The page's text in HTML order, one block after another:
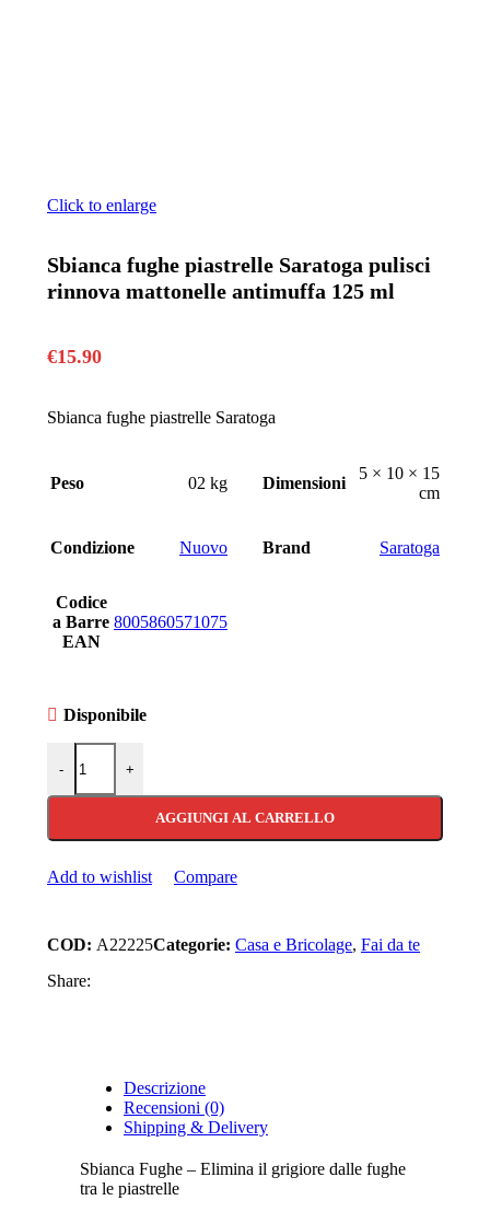
Click to enlarge
Sbianca fughe piastrelle Saratoga pulisci
rinnova mattonelle antimuffa 125 ml
€15.90
Sbianca fughe piastrelle Saratoga
Peso 02 kg Dimensioni
5 × 10 × 15
cm
Condizione Nuovo Brand Saratoga
Codice
a Barre
EAN
8005860571075
Disponibile
-
Sbianca fughe piastrelle Saratoga pulisci rinnova mattonelle
+
AGGIUNGI AL CARRELLO
Add to wishlist Compare
COD: A22225Categorie: Casa e Bricolage, Fai da te
Share:
Descrizione
Recensioni (0)
Shipping & Delivery
Sbianca Fughe – Elimina il grigiore dalle fughe
tra le piastrelle